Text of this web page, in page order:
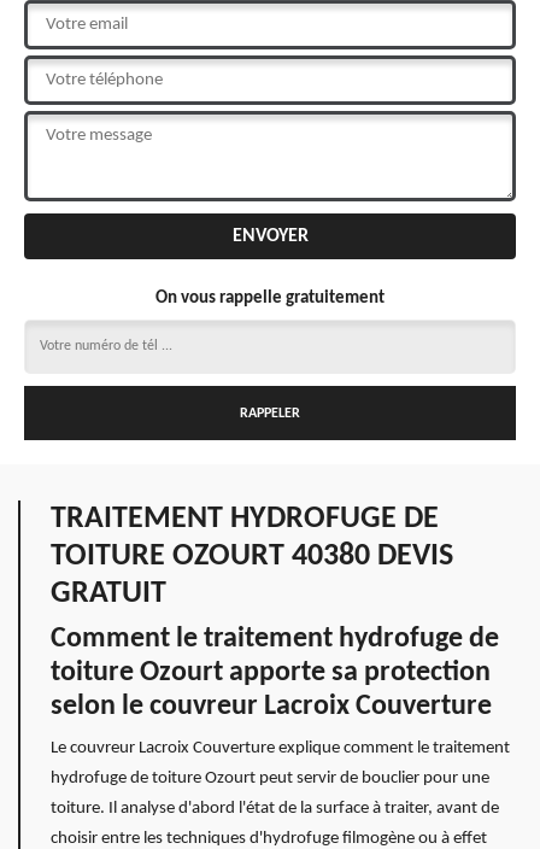
On vous rappelle gratuitement
TRAITEMENT HYDROFUGE DE
TOITURE OZOURT 40380 DEVIS
GRATUIT
Comment le traitement hydrofuge de
toiture Ozourt apporte sa protection
selon le couvreur Lacroix Couverture
Le couvreur Lacroix Couverture explique comment le traitement
hydrofuge de toiture Ozourt peut servir de bouclier pour une
toiture. Il analyse d'abord l'état de la surface à traiter, avant de
choisir entre les techniques d'hydrofuge filmogène ou à effet